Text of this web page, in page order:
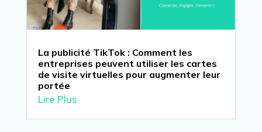
La publicité TikTok : Comment les
entreprises peuvent utiliser les cartes
de visite virtuelles pour augmenter leur
portée
Lire Plus